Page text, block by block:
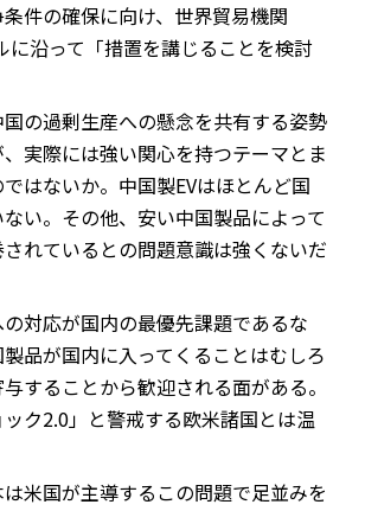
件の確保に向け、世界貿易機関
に沿って「措置を講じることを検討
の過剰生産への懸念を共有する姿勢
実際には強い関心を持つテーマとま
はないか。中国製EVはほとんど国
い。その他、安い中国製品によって
れているとの問題意識は強くないだ
対応が国内の最優先課題であるな
品が国内に入ってくることはむしろ
することから歓迎される面がある。
ック2.0」と警戒する欧米諸国とは温
米国が主導するこの問題で足並みを